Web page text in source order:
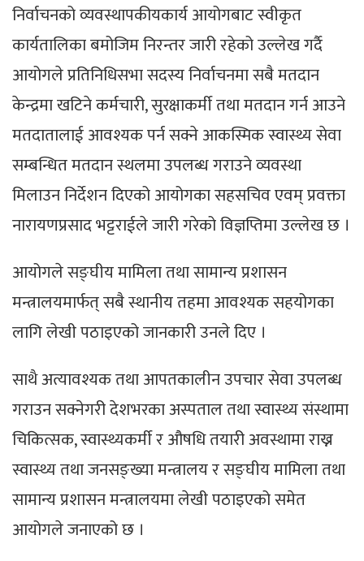
निर्वाचनको व्यवस्थापकीयकार्य आयोगबाट स्वीकृत
कार्यतालिका बमोजिम निरन्तर जारी रहेको उल्लेख गर्दै
आयोगले प्रतिनिधिसभा सदस्य निर्वाचनमा सबै मतदान
केन्द्रमा खटिने कर्मचारी, सुरक्षाकर्मी तथा मतदान गर्न आउने
मतदातालाई आवश्यक पर्न सक्ने आकस्मिक स्वास्थ्य सेवा
सम्बन्धित मतदान स्थलमा उपलब्ध गराउने व्यवस्था
मिलाउन निर्देशन दिएको आयोगका सहसचिव एवम् प्रवक्ता
नारायणप्रसाद भट्टराईले जारी गरेको विज्ञप्तिमा उल्लेख छ ।
आयोगले सङ्घीय मामिला तथा सामान्य प्रशासन
मन्त्रालयमार्फत् सबै स्थानीय तहमा आवश्यक सहयोगका
लागि लेखी पठाइएको जानकारी उनले दिए ।
साथै अत्यावश्यक तथा आपतकालीन उपचार सेवा उपलब्ध
गराउन सक्नेगरी देशभरका अस्पताल तथा स्वास्थ्य संस्थामा
चिकित्सक, स्वास्थ्यकर्मी र औषधि तयारी अवस्थामा राख्न
स्वास्थ्य तथा जनसङ्ख्या मन्त्रालय र सङ्घीय मामिला तथा
सामान्य प्रशासन मन्त्रालयमा लेखी पठाइएको समेत
आयोगले जनाएको छ ।